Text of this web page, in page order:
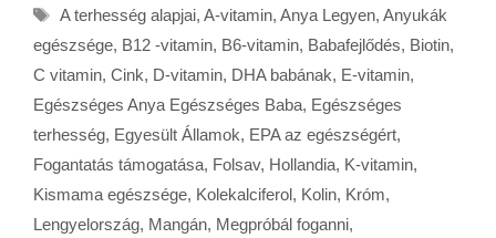
Címkék
A terhesség alapjai, A-vitamin, Anya Legyen, Anyukák
egészsége, B12 -vitamin, B6-vitamin, Babafejlődés, Biotin,
C vitamin, Cink, D-vitamin, DHA babának, E-vitamin,
Egészséges Anya Egészséges Baba, Egészséges
terhesség, Egyesült Államok, EPA az egészségért,
Fogantatás támogatása, Folsav, Hollandia, K-vitamin,
Kismama egészsége, Kolekalciferol, Kolin, Króm,
Lengyelország, Mangán, Megpróbál foganni,